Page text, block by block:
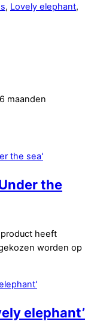
, Lovely elephant,
maanden
the
product heeft
worden op
elephant’